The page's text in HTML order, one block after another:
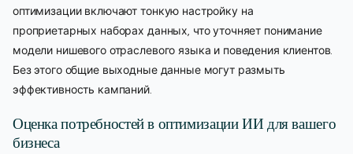
оптимизации включают тонкую настройку на
проприетарных наборах данных, что уточняет понимание
модели нишевого отраслевого языка и поведения клиентов.
Без этого общие выходные данные могут размыть
эффективность кампаний.
Оценка потребностей в оптимизации ИИ для вашего
бизнеса